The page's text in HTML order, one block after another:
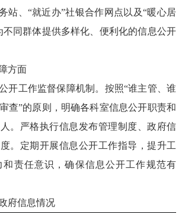
站、“就近办”社银合作网点以及“暖心居
不同群体提供多样化、便利化的信息公开
方面
开工作监督保障机制。按照“谁主管、谁
查”的原则，明确各科室信息公开职责和
。严格执行信息发布管理制度、政府信
。定期开展信息公开工作指导，提升工
和责任意识，确保信息公开工作规范有
府信息情况